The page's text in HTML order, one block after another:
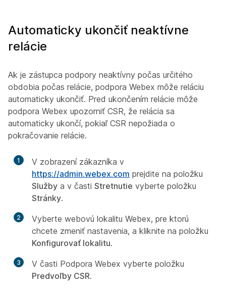
Automaticky ukončiť neaktívne
relácie
Ak je zástupca podpory neaktívny počas určitého
obdobia počas relácie, podpora Webex môže reláciu
automaticky ukončiť. Pred ukončením relácie môže
podpora Webex upozorniť CSR, že relácia sa
automaticky ukončí, pokiaľ CSR nepožiada o
pokračovanie relácie.
1
V zobrazení zákazníka v
https://admin.webex.com prejdite na položku
Služby a v časti Stretnutie vyberte položku
Stránky.
2
Vyberte webovú lokalitu Webex, pre ktorú
chcete zmeniť nastavenia, a kliknite na položku
Konfigurovať lokalitu.
3
V časti Podpora Webex vyberte položku
Predvoľby CSR.